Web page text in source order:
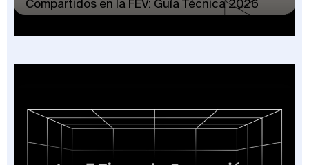
Compartidos en la FEV: Guía Técnica 2026